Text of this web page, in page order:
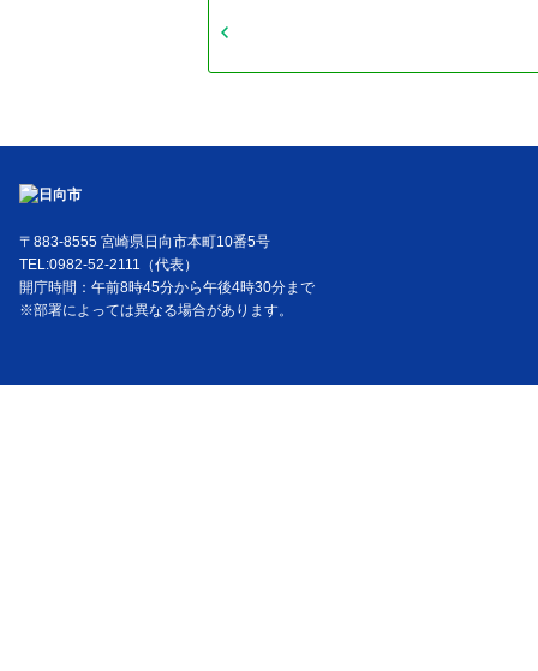
〒883-8555 宮崎県日向市本町10番5号
TEL:0982-52-2111（代表）
開庁時間：午前8時45分から午後4時30分まで
※部署によっては異なる場合があります。